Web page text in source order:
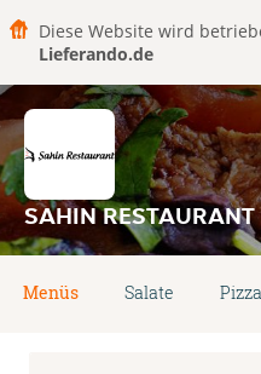
Diese Website wird
Lieferando.de
SAHIN RESTAURANT
Menüs Salate Pizza